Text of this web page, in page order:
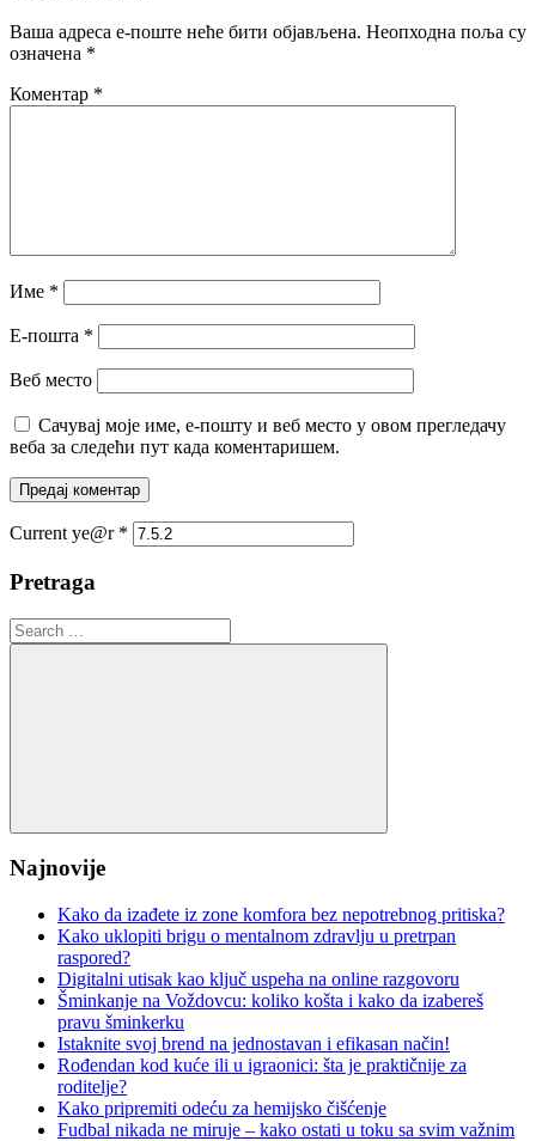
Ваша адреса е-поште неће бити објављена. Неопходна поља су
означена *
Коментар *
Име *
Е-пошта *
Веб место
Сачувај моје име, е-пошту и веб место у овом прегледачу
веба за следећи пут када коментаришем.
Current ye@r *
Pretraga
Search
for:
Search
Najnovije
Kako da izađete iz zone komfora bez nepotrebnog pritiska?
Kako uklopiti brigu o mentalnom zdravlju u pretrpan
raspored?
Digitalni utisak kao ključ uspeha na online razgovoru
Šminkanje na Voždovcu: koliko košta i kako da izabereš
pravu šminkerku
Istaknite svoj brend na jednostavan i efikasan način!
Rođendan kod kuće ili u igraonici: šta je praktičnije za
roditelje?
Kako pripremiti odeću za hemijsko čišćenje
Fudbal nikada ne miruje – kako ostati u toku sa svim važnim